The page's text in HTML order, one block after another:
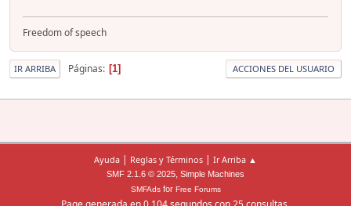
Freedom of speech
IR ARRIBA Páginas 1 ACCIONES DEL USUARIO
Ayuda | Reglas y Términos | Ir Arriba ▲
SMF 2.1.6 © 2025, Simple Machines
SMFAdsfor Free Forums